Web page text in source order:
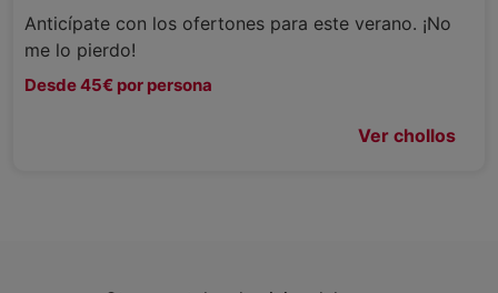
Anticípate con los ofertones para este verano. ¡No
me lo pierdo!
Desde 45€ por persona
Ver chollos